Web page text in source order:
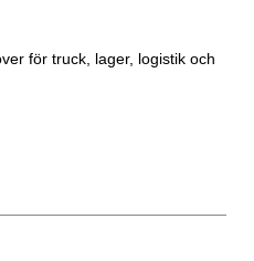
för truck, lager, logistik och